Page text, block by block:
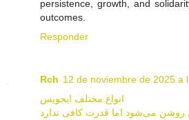
persistence, growth, and
outcomes.
Responder
Rch 12 de noviembre de 2025 a
انواع مختلف ایجویس
روشن می‌شود اما قدرت کافی ندارد